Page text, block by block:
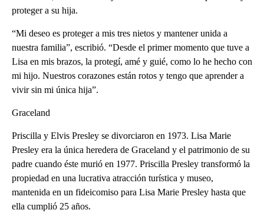
proteger a su hija.
“Mi deseo es proteger a mis tres nietos y mantener unida a
nuestra familia”, escribió. “Desde el primer momento que tuve a
Lisa en mis brazos, la protegí, amé y guié, como lo he hecho con
mi hijo. Nuestros corazones están rotos y tengo que aprender a
vivir sin mi única hija”.
Graceland
Priscilla y Elvis Presley se divorciaron en 1973. Lisa Marie
Presley era la única heredera de Graceland y el patrimonio de su
padre cuando éste murió en 1977. Priscilla Presley transformó la
propiedad en una lucrativa atracción turística y museo,
mantenida en un fideicomiso para Lisa Marie Presley hasta que
ella cumplió 25 años.